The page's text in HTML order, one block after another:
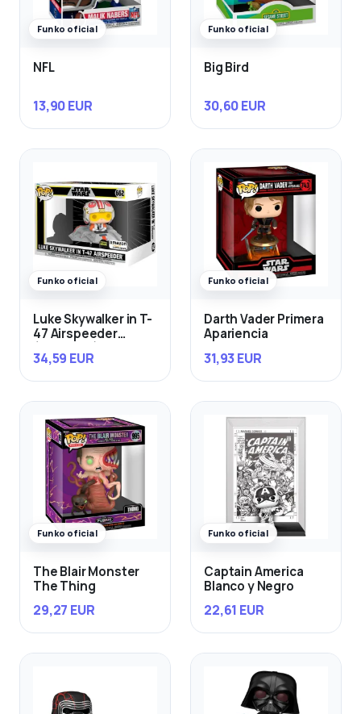
Funko oficial
NFL
13,90 EUR
Funko oficial
Big Bird
30,60 EUR
Funko oficial
Luke Skywalker in T-
47 Airspeeder
34,59 EUR
Funko oficial
Darth Vader Primera
Apariencia
31,93 EUR
Funko oficial
The Blair Monster
The Thing
29,27 EUR
Funko oficial
Captain America
Blanco y Negro
22,61 EUR